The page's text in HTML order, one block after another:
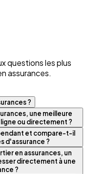
questions les plus
assurances.
?
une meilleure
ou directement ?
et compare-t-il
d'assurance ?
en assurances, un
directement à une
?